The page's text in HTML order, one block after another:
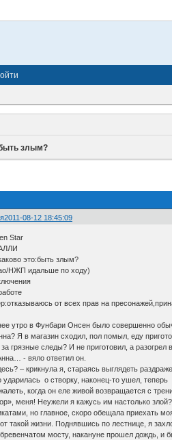
злым?
2011-08-12 18:45:09
Star
это:быть злым?
НЖП идальше по ходу)
от всех прав на
утро в Фунбари Онсен было совершенно
Я в магазин сходил, пол помыл, еду
грязные следы? И не приготовил, а
- вяло ответил он.
– крикнула я, стараясь выглядеть
ударилась о створку, наконец-то ушел,
когда он еле живой возвращается с
меня! Неужели я кажусь им настолько
но главное, скоро обещала приехать
такой жизни. Поднявшись по лестнице, я
мосту, накануне прошел дождь, и